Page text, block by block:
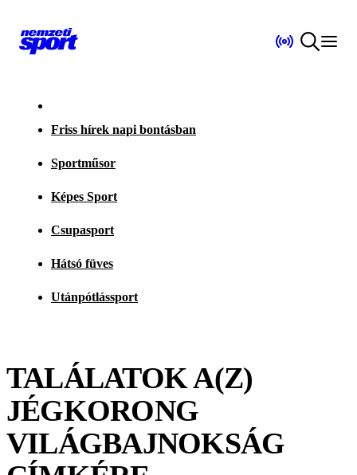
Friss hírek napi bontásban
Sportműsor
Képes Sport
Csupasport
Hátsó füves
Utánpótlássport
TALÁLATOK A(Z)
JÉGKORONG
VILÁGBAJNOKSÁG